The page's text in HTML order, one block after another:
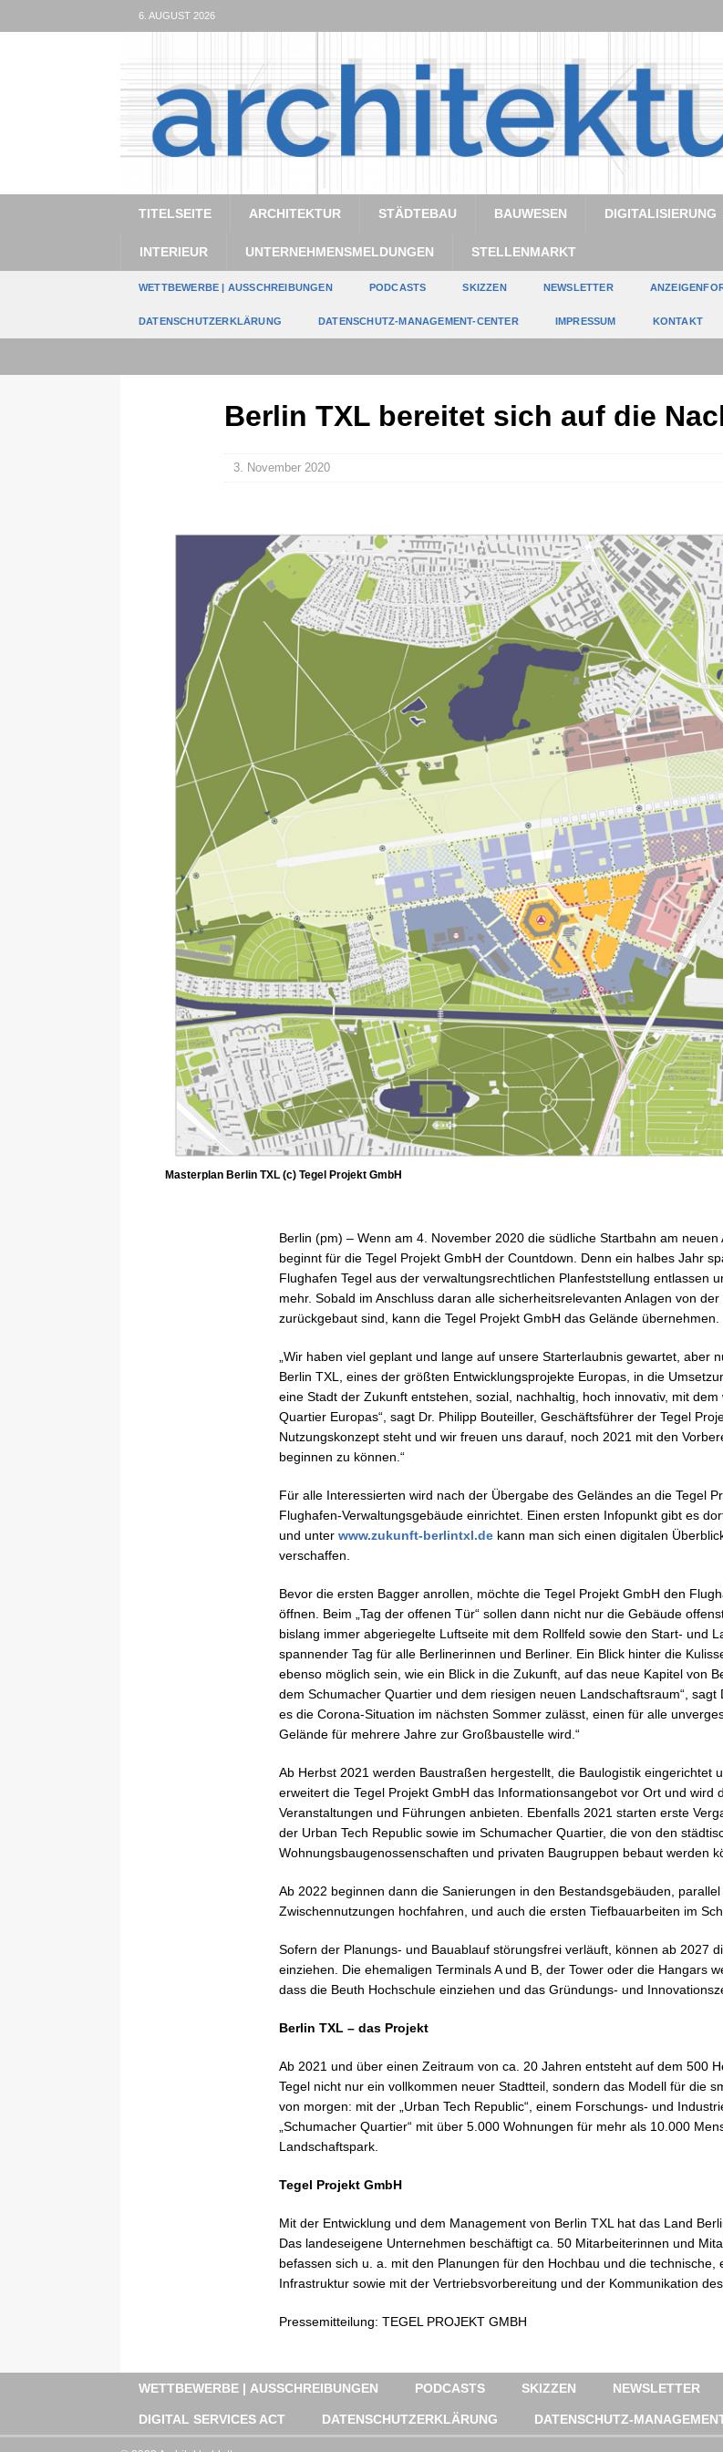
6. AUGUST 2026
TITELSEITE ARCHITEKTUR STÄDTEBAU BAUWESEN DIGITALISIERUNG
INTERIEUR UNTERNEHMENSMELDUNGEN STELLENMARKT
WETTBEWERBE | AUSSCHREIBUNGEN PODCASTS SKIZZEN NEWSLETTER
DATENSCHUTZERKLÄRUNG DATENSCHUTZ-MANAGEMENT-CENTER IMPRESSUM KONTAKT
Berlin TXL bereitet sich auf die
3. November 2020
Masterplan Berlin TXL (c) Tegel Projekt GmbH
Berlin (pm) – Wenn am 4. November 2020 die südliche Startbahn am neuen
beginnt für die Tegel Projekt GmbH der Countdown. Denn ein halbes Jahr
Flughafen Tegel aus der verwaltungsrechtlichen Planfeststellung entlassen
mehr. Sobald im Anschluss daran alle sicherheitsrelevanten Anlagen von
zurückgebaut sind, kann die Tegel Projekt GmbH das Gelände übernehmen.
„Wir haben viel geplant und lange auf unsere Starterlaubnis gewartet, aber
Berlin TXL, eines der größten Entwicklungsprojekte Europas, in die
eine Stadt der Zukunft entstehen, sozial, nachhaltig, hoch innovativ, mit
Quartier Europas“, sagt Dr. Philipp Bouteiller, Geschäftsführer der Tegel
Nutzungskonzept steht und wir freuen uns darauf, noch 2021 mit den
beginnen zu können.“
Für alle Interessierten wird nach der Übergabe des Geländes an die Tegel
Flughafen-Verwaltungsgebäude einrichtet. Einen ersten Infopunkt gibt es
und unter www.zukunft-berlintxl.de kann man sich einen digitalen
verschaffen.
Bevor die ersten Bagger anrollen, möchte die Tegel Projekt GmbH den
öffnen. Beim „Tag der offenen Tür“ sollen dann nicht nur die Gebäude
bislang immer abgeriegelte Luftseite mit dem Rollfeld sowie den Start- und
spannender Tag für alle Berlinerinnen und Berliner. Ein Blick hinter die
ebenso möglich sein, wie ein Blick in die Zukunft, auf das neue Kapitel von
dem Schumacher Quartier und dem riesigen neuen Landschaftsraum“, sagt
es die Corona-Situation im nächsten Sommer zulässt, einen für alle
Gelände für mehrere Jahre zur Großbaustelle wird.“
Ab Herbst 2021 werden Baustraßen hergestellt, die Baulogistik eingerichtet
erweitert die Tegel Projekt GmbH das Informationsangebot vor Ort und wird
Veranstaltungen und Führungen anbieten. Ebenfalls 2021 starten erste
der Urban Tech Republic sowie im Schumacher Quartier, die von den
Wohnungsbaugenossenschaften und privaten Baugruppen bebaut werden
Ab 2022 beginnen dann die Sanierungen in den Bestandsgebäuden,
Zwischennutzungen hochfahren, und auch die ersten Tiefbauarbeiten im
Sofern der Planungs- und Bauablauf störungsfrei verläuft, können ab 2027
einziehen. Die ehemaligen Terminals A und B, der Tower oder die Hangars
dass die Beuth Hochschule einziehen und das Gründungs- und
Berlin TXL – das Projekt
Ab 2021 und über einen Zeitraum von ca. 20 Jahren entsteht auf dem 500
Tegel nicht nur ein vollkommen neuer Stadtteil, sondern das Modell für die
von morgen: mit der „Urban Tech Republic“, einem Forschungs- und
„Schumacher Quartier“ mit über 5.000 Wohnungen für mehr als 10.000
Landschaftspark.
Tegel Projekt GmbH
Mit der Entwicklung und dem Management von Berlin TXL hat das Land
Das landeseigene Unternehmen beschäftigt ca. 50 Mitarbeiterinnen und
befassen sich u. a. mit den Planungen für den Hochbau und die technische,
Infrastruktur sowie mit der Vertriebsvorbereitung und der Kommunikation
Pressemitteilung: TEGEL PROJEKT GMBH
WETTBEWERBE | AUSSCHREIBUNGEN PODCASTS SKIZZEN NEWSLETTER
DIGITAL SERVICES ACT DATENSCHUTZERKLÄRUNG DATENSCHUTZ-